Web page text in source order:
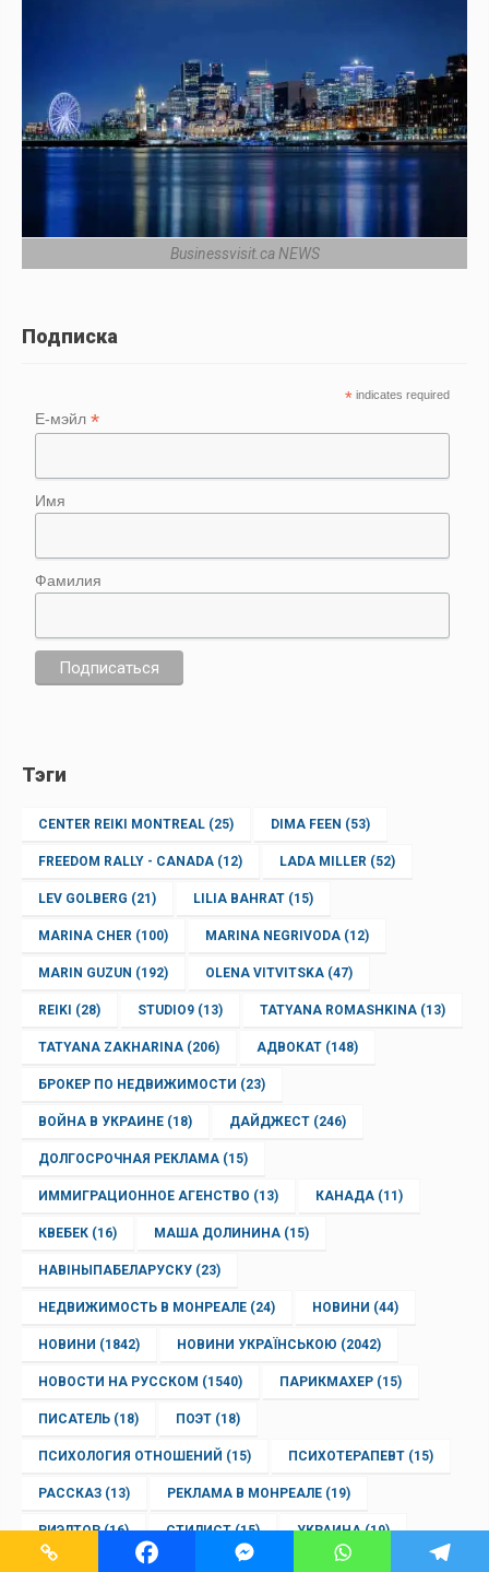
Businessvisit.ca NEWS
Подписка
* indicates required
Е-мэйл*
Имя
Фамилия
Тэги
CENTER REIKI MONTREAL (25) DIMA FEEN (53)
FREEDOM RALLY - CANADA (12) LADA MILLER (52)
LEV GOLBERG (21) LILIA BAHRAT (15)
MARINA CHER (100) MARINA NEGRIVODA (12)
MARIN GUZUN (192) OLENA VITVITSKA (47)
REIKI (28) STUDIO9 (13) TATYANA ROMASHKINA (13)
TATYANA ZAKHARINA (206) АДВОКАТ (148)
БРОКЕР ПО НЕДВИЖИМОСТИ (23)
ВОЙНА В УКРАИНЕ (18) ДАЙДЖЕСТ (246)
ДОЛГОСРОЧНАЯ РЕКЛАМА (15)
ИММИГРАЦИОННОЕ АГЕНСТВО (13) КАНАДА (11)
КВЕБЕК (16) МАША ДОЛИНИНА (15)
НАВІНЫПАБЕЛАРУСКУ (23)
НЕДВИЖИМОСТЬ В МОНРЕАЛЕ (24) НОВИНИ (44)
НОВИНИ (1842) НОВИНИ УКРАЇНСЬКОЮ (2042)
НОВОСТИ НА РУССКОМ (1540) ПАРИКМАХЕР (15)
ПИСАТЕЛЬ (18) ПОЭТ (18)
ПСИХОЛОГИЯ ОТНОШЕНИЙ (15) ПСИХОТЕРАПЕВТ (15)
РАССКАЗ (13) РЕКЛАМА В МОНРЕАЛЕ (19)
РИЭЛТОР(16) СТИЛИСТ(15) УКРАИНА(19)
НОВИНИ